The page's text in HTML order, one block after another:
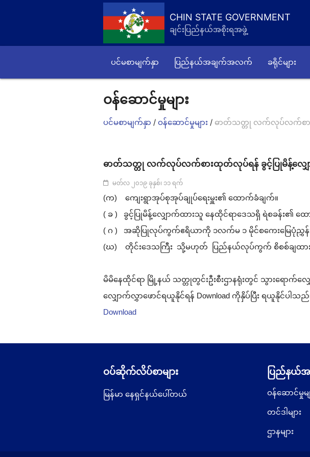
CHIN STATE GOVERNMENT
ချင်းပြည်နယ်အစိုးရအဖွဲ့
ပင်မစာမျက်နှာ ပြည်နယ်အချက်အလက် ခရိုင်များ
ဝန်ဆောင်မှုများ
ပင်မစာမျက်နှာ / ဝန်ဆောင်မှုများ / ဓာတ်သတ္တု လက်လုပ်လက်စာ
ဓာတ်သတ္တု လက်လုပ်လက်စားထုတ်လုပ်ရန် ခွင့်ပြုမိန့်လျှ
မတ်လ ၂၀၁၉ ခုနှစ်၊ ၁၁ ရက်
(က) ကျေးရွာအုပ်စုအုပ်ချုပ်ရေးမှူး၏ ထောက်ခံချက်။
( ခ ) ခွင့်ပြုမိန့်လျှောက်ထားသူ နေထိုင်ရာဒေသရှိ ရဲစခန်း၏ ထေ
( ဂ ) အဆိုပြုလုပ်ကွက်ဧရိယာကို ၁လက်မ ၁ မိုင်စကေးမြေပုံညွှန်းနှ
(ဃ) တိုင်းဒေသကြီး သို့မဟုတ် ပြည်နယ်လုပ်ကွက် စိစစ်ချထားပ
မိမိ​နေထိုင်ရာ မြို့နယ် သတ္တုတွင်းဦးစီးဌာနရုံးတွင် သွားရောက်လ
လျှောက်လွှာဖောင်ရယူနိုင်ရန် Download ကိုနှိပ်ပြီး ရယူနိုင်ပါသည်
Download
ဝပ်ဆိုက်လိပ်စာများ
မြန်မာ နေရှင်နယ်ပေါ်တယ်
ပြည်နယ်
ဝန်ဆောင်မှုမျ
တင်ဒါများ
ဌာနများ